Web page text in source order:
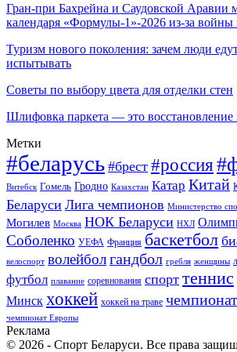
Гран-при Бахрейна и Саудовской Аравии
календаря «Формулы-1»-2026 из-за войны
Туризм нового поколения: зачем люди
испытывать
Советы по выбору цвета для отделки стен
Шлифовка паркета — это восстановление
Метки
#беларусь #брест #россия
Витебск Гомель Гродно Казахстан Катар Китай
Беларуси Лига чемпионов Министерство
Могилев Москва НОК Беларуси НХЛ
Соболенко УЕФА Франция баскетбол
велоспорт волейболгандбол гребля женщины
футбол плавание соревнования спорт теннис
Минск хоккей хоккей на траве
чемпионат Европы
Реклама
© 2026 - Спорт Беларуси. Все права